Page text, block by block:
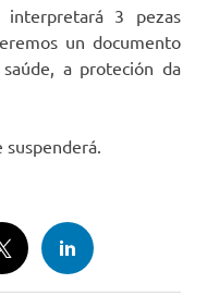
3 pezas
un documento
a proteción da